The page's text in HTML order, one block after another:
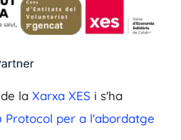
la Xarxa XES i s'ha
Protocol per a l'abordatge